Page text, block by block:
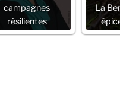
campagnes
résilientes
La